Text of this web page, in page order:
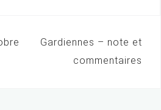
Gardiennes – note et
commentaires